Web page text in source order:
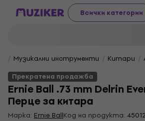
Всички категории
Музикални инструменти Китари
Прекратена продажба
Ernie Ball .73 mm Delrin
Перце за китара
Марка: Ernie BallКод на продукта: